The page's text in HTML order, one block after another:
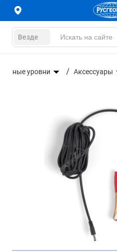
Везде
уровни Аксессуары